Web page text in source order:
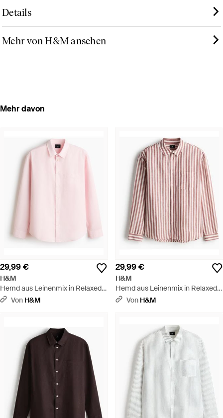
Details
Mehr von H&M ansehen
Mehr davon
29,99 €
H&M
Hemd aus Leinenmix in Relaxed
Fit - Pink
Von H&M
29,99 €
H&M
Hemd aus Leinenmix in Relaxed
Fit - Pink
Von H&M